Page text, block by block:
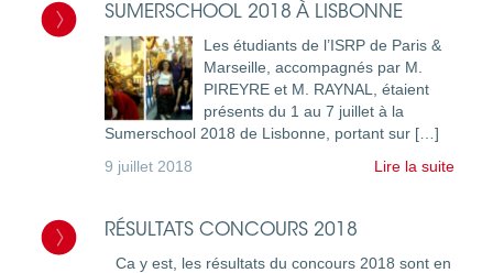
SUMERSCHOOL 2018 À LISBONNE
Les étudiants de l’ISRP de Paris &
Marseille, accompagnés par M.
PIREYRE et M. RAYNAL, étaient
présents du 1 au 7 juillet à la
Sumerschool 2018 de Lisbonne, portant sur […]
9 juillet 2018
Lire la suite
RÉSULTATS CONCOURS 2018
Ca y est, les résultats du concours 2018 sont en